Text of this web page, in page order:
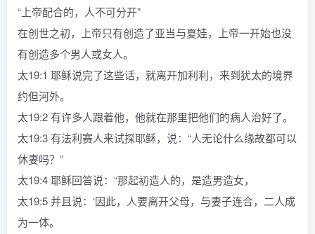
“上帝配合的，人不可分开”
在创世之初，上帝只有创造了亚当与夏娃，上帝一开始也没
有创造多个男人或女人。
太19:1 耶稣说完了这些话，就离开加利利，来到犹太的境界
约但河外。
太19:2 有许多人跟着他，他就在那里把他们的病人治好了。
太19:3 有法利赛人来试探耶稣，说：“人无论什么缘故都可以
休妻吗？”
太19:4 耶稣回答说：“那起初造人的，是造男造女，
太19:5 并且说：‘因此，人要离开父母，与妻子连合，二人成
为一体。